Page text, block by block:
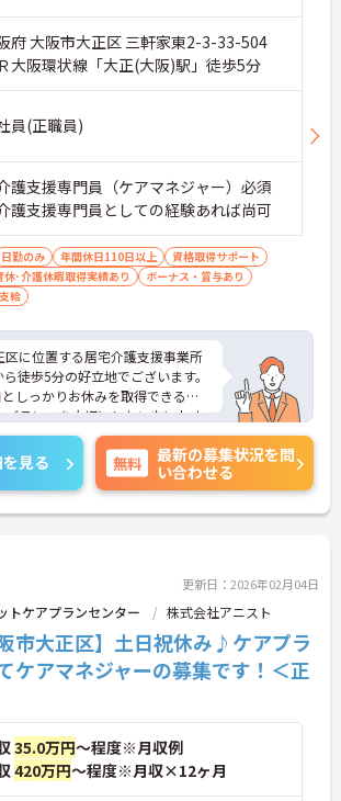
府 大阪市大正区 三軒家東2-3-33-504
大阪環状線「大正(大阪)駅」徒歩5分
員(正職員)
護支援専門員（ケアマネジャー）必須
護支援専門員としての経験あれば尚可
日勤のみ 年間休日110日以上
資格取得サポート
休･介護休暇取得実績あり
ボーナス・賞与あり
給
区に位置する居宅介護支援事業所
徒歩5分の好立地でございます。
しっかりお休みを取得できるの
バランスを大切にしたい方におす
りませんので、勤務終了後の予
す。
、面接対策ポイントなど、さら
たしますのでお気軽にご相談くだ
見る 無料
最新の募集状況を問
い合わせる
更新日：2026年02月04日
トケアプランセンター 株式会社アニスト
市大正区】土日祝休み♪ケアプラ
ケアマネジャーの募集です！＜正
35.0万円～程度※月収例
420万円～程度※月収×12ヶ月